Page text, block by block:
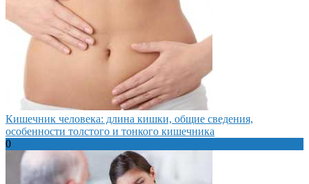
Кишечник человека: длина кишки, общие сведения,
особенности толстого и тонкого кишечника
0